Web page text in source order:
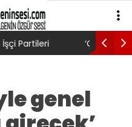
Adalet AKP’li
genel